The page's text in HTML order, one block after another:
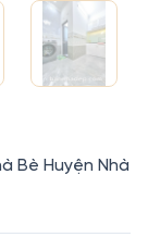
Bè Huyện Nhà